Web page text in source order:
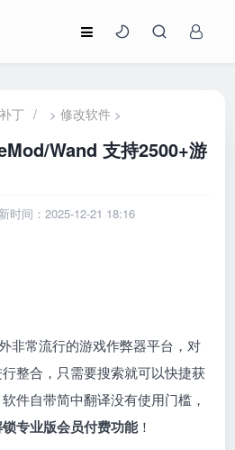
丁 / >修改软件 >
Wand 支持2500+游
时间：2025-12-21 18:16
非常流行的游戏作弊器平台，对
整合，只需要搜索就可以快捷获
件自带简中翻译没有使用门槛，
专业版会员付费功能！